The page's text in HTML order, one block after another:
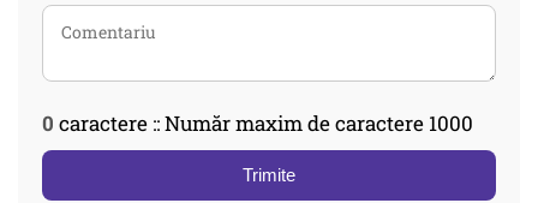
0 caractere :: Număr maxim de caractere 1000
Trimite